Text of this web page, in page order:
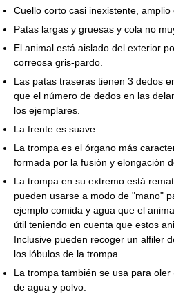
Cuello corto casi inexistente,
Patas largas y gruesas y cola no
El animal está aislado del exterior
correosa gris-pardo.
Las patas traseras tienen 3 dedos
que el número de dedos en las
los ejemplares.
La frente es suave.
La trompa es el órgano más
formada por la fusión y elongación
La trompa en su extremo está
pueden usarse a modo de "mano"
ejemplo comida y agua que el
útil teniendo en cuenta que estos
Inclusive pueden recoger un alfiler
los lóbulos de la trompa.
La trompa también se usa para
de agua y polvo.